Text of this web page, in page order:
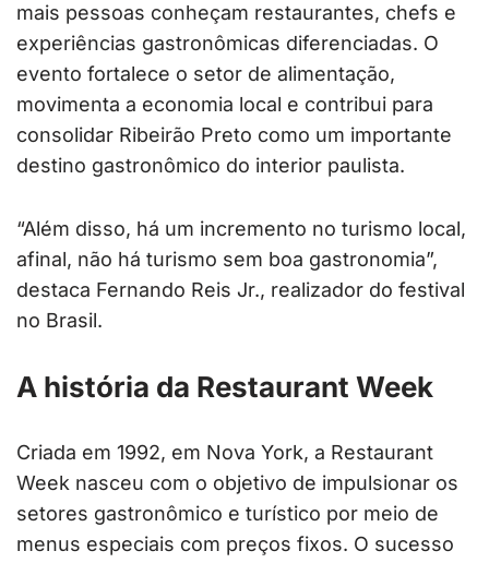
mais pessoas conheçam restaurantes, chefs e
experiências gastronômicas diferenciadas. O
evento fortalece o setor de alimentação,
movimenta a economia local e contribui para
consolidar Ribeirão Preto como um importante
destino gastronômico do interior paulista.
“Além disso, há um incremento no turismo local,
afinal, não há turismo sem boa gastronomia”,
destaca Fernando Reis Jr., realizador do festival
no Brasil.
A história da Restaurant Week
Criada em 1992, em Nova York, a Restaurant
Week nasceu com o objetivo de impulsionar os
setores gastronômico e turístico por meio de
menus especiais com preços fixos. O sucesso